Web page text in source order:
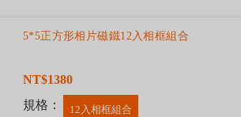
5*5正方形相片磁鐵12入相框組合
NT$1380
規格：
12入相框組合